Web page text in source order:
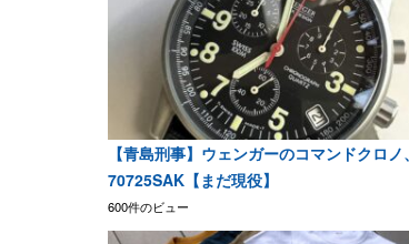
【青島刑事】ウェンガーのコマンドクロノ、
70725SAK【まだ現役】
600件のビュー